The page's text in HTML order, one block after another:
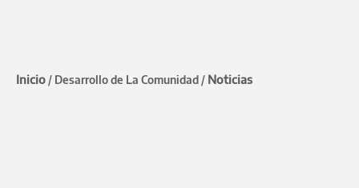
Inicio / Desarrollo de La Comunidad / Noticias
Operativo de